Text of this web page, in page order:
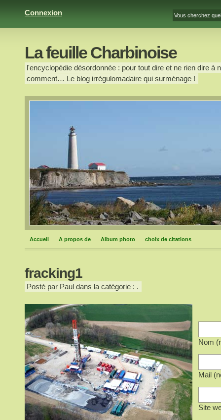
Connexion
La feuille Charbinoise
l'encyclopédie désordonnée : pour tout dire et ne rien dire
comment… Le blog irrégulomadaire qui surménage !
Accueil A propos de Album photo choix de citations
fracking1
Posté par Paul dans la catégorie : .
Nom
Mail
Site